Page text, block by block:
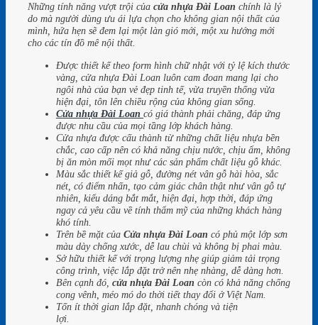
Những tính năng vượt trội của cửa nhựa Đài Loan chính là lý
do mà người dùng ưu ái lựa chọn cho không gian nội thất của
mình, hứa hẹn sẽ đem lại một làn gió mới, một xu hướng mới
cho các tín đồ mê nội thất.
Được thiết kế theo form hình chữ nhật với tỷ lệ kích thước
vàng, cửa nhựa Đài Loan luôn cam đoan mang lại cho
ngôi nhà của bạn vẻ đẹp tinh tế, vừa truyền thống vừa
hiện đại, tôn lên chiều rộng của không gian sống.
Cửa nhựa Đài Loan có giá thành phải chăng, đáp ứng
được nhu cầu của mọi tầng lớp khách hàng.
Cửa nhựa được cấu thành từ những chất liệu nhựa bền
chắc, cao cấp nên có khả năng chịu nước, chịu ẩm, không
bị ăn mòn mối mọt như các sản phẩm chất liệu gỗ khác.
Màu sắc thiết kế giả gỗ, đường nét vân gỗ hài hòa, sắc
nét, có điểm nhấn, tạo cảm giác chân thật như vân gỗ tự
nhiên, kiểu dáng bắt mắt, hiện đại, hợp thời, đáp ứng
ngay cả yêu cầu về tính thẩm mỹ của những khách hàng
khó tính.
Trên bề mặt của Cửa nhựa Đài Loan có phủ một lớp sơn
màu dày chống xước, dễ lau chùi và không bị phai màu.
Sở hữu thiết kế với trọng lượng nhẹ giúp giảm tải trọng
công trình, việc lắp đặt trở nên nhẹ nhàng, dễ dàng hơn.
Bên cạnh đó, cửa nhựa Đài Loan còn có khả năng chống
cong vênh, méo mó do thời tiết thay đổi ở Việt Nam.
Tốn ít thời gian lắp đặt, nhanh chóng và tiện
lợi.